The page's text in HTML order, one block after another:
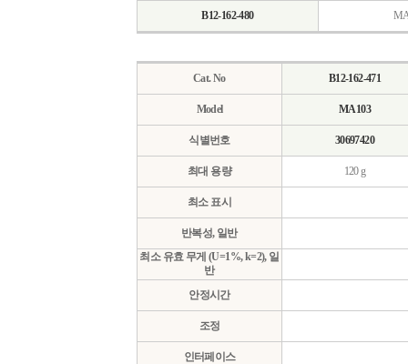
B12-162-480
Cat. No B12-162-471
Model MA103
식별번호 30697420
최대 용량 120 g
최소 표시
반복성, 일반
최소 유효 무게 (U=1%, k=2), 일
반
안정시간
조정
인터페이스